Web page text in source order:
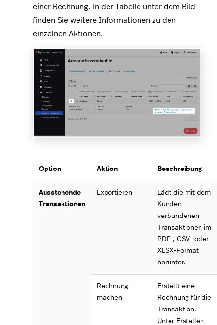
einer Rechnung. In der Tabelle unter dem Bild
finden Sie weitere Informationen zu den
einzelnen Aktionen.
Option Aktion Beschreibung
Ausstehende
Transaktionen
Exportieren
Lädt die mit dem
Kunden
verbundenen
Transaktionen im
PDF-, CSV- oder
XLSX-Format
herunter.
Rechnung
machen
Erstellt eine
Rechnung für die
Transaktion.
Unter Erstellen